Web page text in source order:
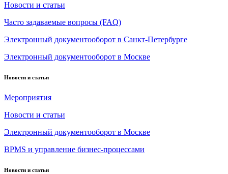
Новости и статьи
Часто задаваемые вопросы (FAQ)
Электронный документооборот в Санкт-Петербурге
Электронный документооборот в Москве
Новости и статьи
Мероприятия
Новости и статьи
Электронный документооборот в Москве
BPMS и управление бизнес-процессами
Новости и статьи